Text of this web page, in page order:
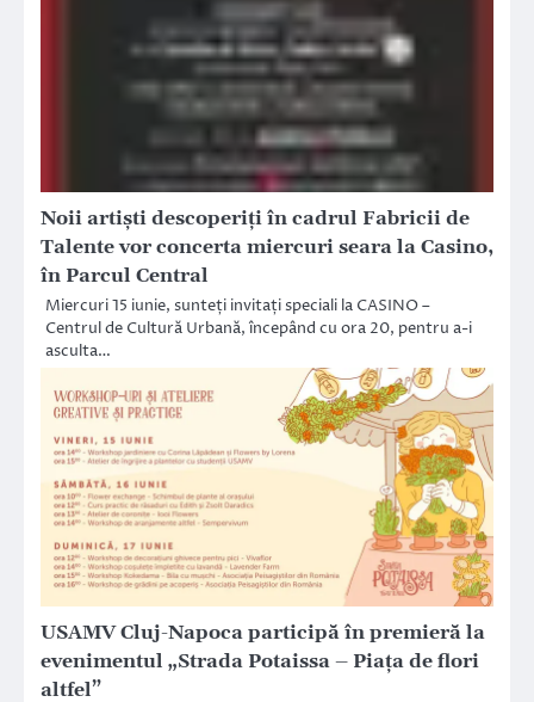
Noii artiști descoperiți în cadrul Fabricii de
Talente vor concerta miercuri seara la Casino,
în Parcul Central
Miercuri 15 iunie, sunteți invitați speciali la CASINO –
Centrul de Cultură Urbană, începând cu ora 20, pentru a-i
asculta…
USAMV Cluj-Napoca participă în premieră la
evenimentul „Strada Potaissa – Piața de flori
altfel”